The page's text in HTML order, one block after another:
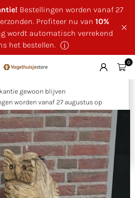
Bestellingen worden vanaf 27
Profiteer nu van 10%
wordt automatisch verrekend
het bestellen. ⓘ
×
gewoon blijven
worden vanaf 27 augustus op
verzonden.
ontvangt u tijdens onze
op uw bestelling. Deze wordt
tijdens het bestellen.
0
| Houtsculptuur uil op stam